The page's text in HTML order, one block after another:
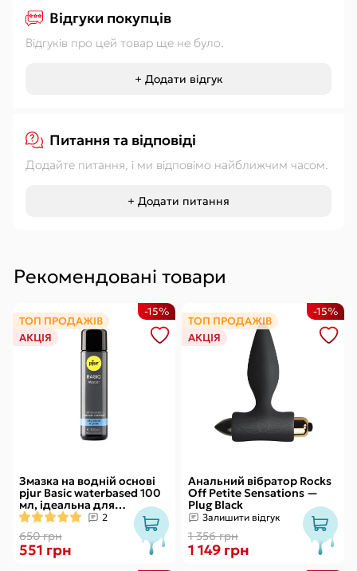
Відгуки покупців
Відгуків про цей товар ще не було.
+ Додати відгук
Питання та відповіді
Додайте питання, і ми відповімо найближчим часом.
+ Додати питання
Рекомендовані товари
ТОП ПРОДАЖІВ
АКЦІЯ
Змазка на водній основі
pjur Basic waterbased 100
мл, ідеальна для
новачків, найкраща ціна/
якість
2
650 грн
-15%
551 грн
ТОП ПРОДАЖІВ
АКЦІЯ
Анальний вібратор Rocks
Off Petite Sensations —
Plug Black
Залишити відгук
1 356 грн
-15%
1 149 грн